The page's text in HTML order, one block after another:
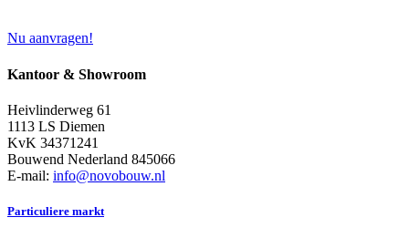
Nu aanvragen!
Kantoor & Showroom
Heivlinderweg 61
1113 LS Diemen
KvK 34371241
Bouwend Nederland 845066
E-mail: info@novobouw.nl
Particuliere markt